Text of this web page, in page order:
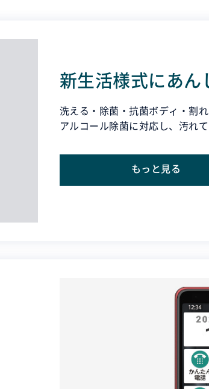
新生活様式にあん
洗える・除菌・抗菌ボディ・割
アルコール除菌に対応し、汚れ
もっと見る